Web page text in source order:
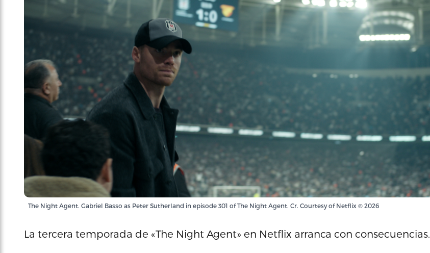
The Night Agent. Gabriel Basso as Peter Sutherland in episode 301 of The Night Agent. Cr. Courtesy of Netflix © 2026
La tercera temporada de «The Night Agent» en Netflix arranca con consecuencias.